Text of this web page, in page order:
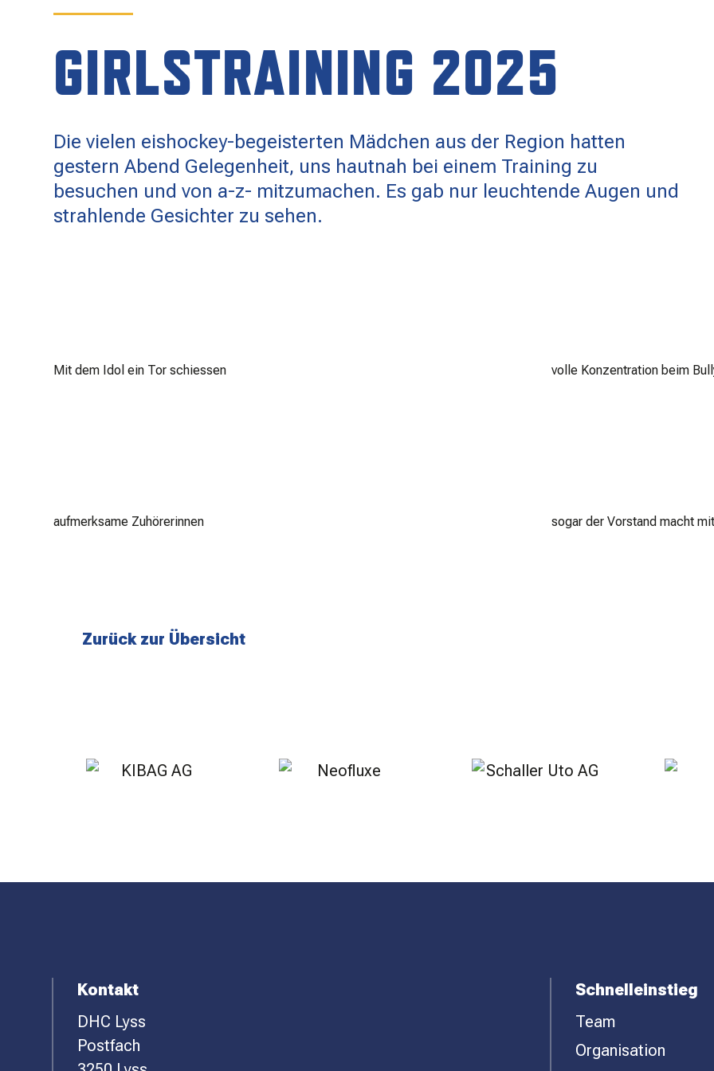
SPONSOREN
KONTAKT
GIRLSTRAINING 2025
Die vielen eishockey-begeisterten Mädchen aus der Region hatten
gestern Abend Gelegenheit, uns hautnah bei einem Training zu
besuchen und von a-z- mitzumachen. Es gab nur leuchtende Augen und
strahlende Gesichter zu sehen.
Mit dem Idol ein Tor schiessen volle Konzentration beim
aufmerksame Zuhörerinnen sogar der Vorstand macht mit
Zurück zur Übersicht
F
O
Kontakt
DHC Lyss
Postfach
Schnelleinstieg
Team
Organisation